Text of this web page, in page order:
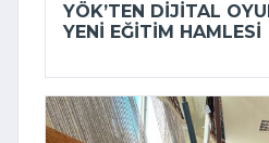
YÖK’TEN DIJITAL
YENI EĞITIM HAMLESI